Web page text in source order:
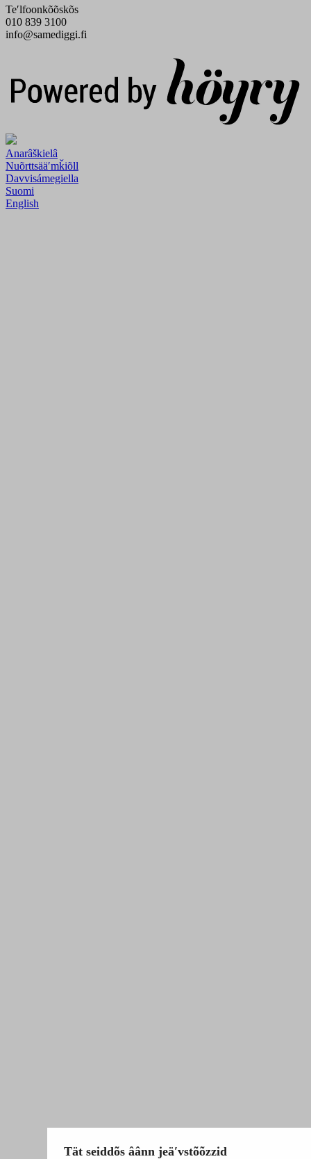
Tät seiddõs âânn jeäʹvstõõzzid
Teʹlfoonkõõskõs
010 839 3100
info@samediggi.fi
Anarâškielâ
Nuõrttsääʹmǩiõll
Davvisámegiella
Suomi
English